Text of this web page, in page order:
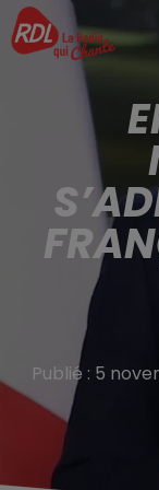
Publié : 5